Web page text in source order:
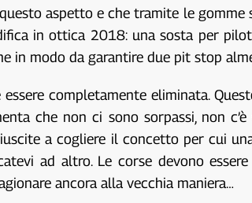
aspetto e che tramite le
in ottica 2018: una sosta per
in modo da garantire due pit stop
completamente eliminata.
che non ci sono sorpassi, non
a cogliere il concetto per cui
ad altro. Le corse devono essere
ancora alla vecchia maniera…